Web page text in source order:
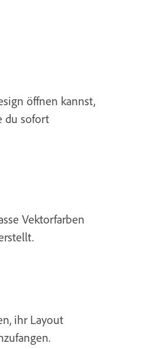
öffnen kannst,
du sofort
Vektorfarben
ihr Layout